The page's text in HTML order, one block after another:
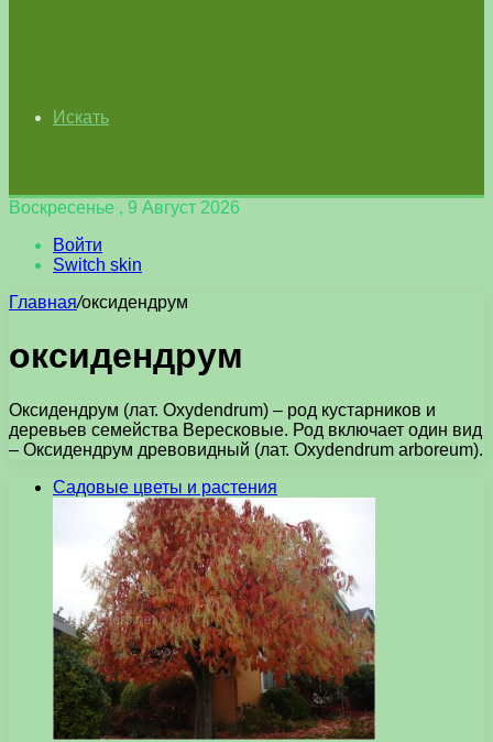
Искать
Воскресенье , 9 Август 2026
Войти
Switch skin
Главная/оксидендрум
оксидендрум
Оксидендрум (лат. Oxydendrum) – род кустарников и
деревьев семейства Вересковые. Род включает один вид
– Оксидендрум древовидный (лат. Oxydendrum arboreum).
Садовые цветы и растения